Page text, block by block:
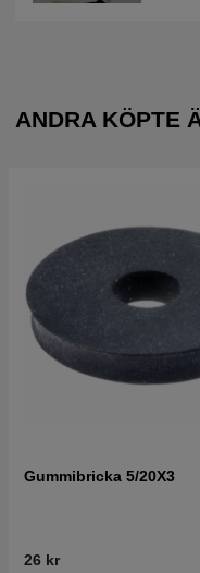
ANDRA KÖPTE
Gummibricka 5/20X3
26 kr